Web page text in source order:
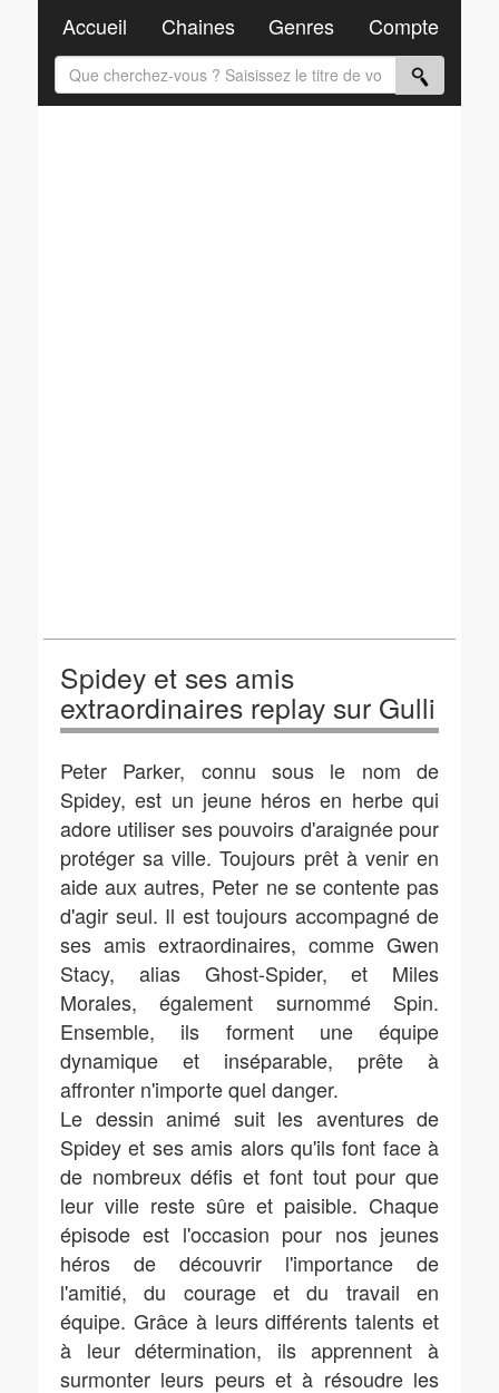
Spidey et ses amis
extraordinaires replay sur Gulli
Peter Parker, connu sous le nom de
Spidey, est un jeune héros en herbe qui
adore utiliser ses pouvoirs d'araignée pour
protéger sa ville. Toujours prêt à venir en
aide aux autres, Peter ne se contente pas
d'agir seul. Il est toujours accompagné de
ses amis extraordinaires, comme Gwen
Stacy, alias Ghost-Spider, et Miles
Morales, également surnommé Spin.
Ensemble, ils forment une équipe
dynamique et inséparable, prête à
affronter n'importe quel danger.
Le dessin animé suit les aventures de
Spidey et ses amis alors qu'ils font face à
de nombreux défis et font tout pour que
leur ville reste sûre et paisible. Chaque
épisode est l'occasion pour nos jeunes
héros de découvrir l'importance de
l'amitié, du courage et du travail en
équipe. Grâce à leurs différents talents et
à leur détermination, ils apprennent à
surmonter leurs peurs et à résoudre les
Accueil Chaines Genres Compte